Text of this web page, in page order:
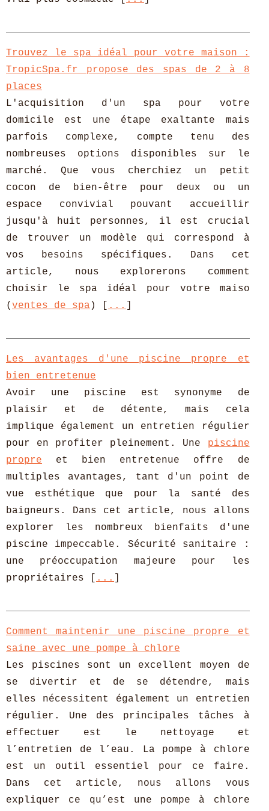
Trouvez le spa idéal pour votre maison :
TropicSpa.fr propose des spas de 2 à 8
places
L'acquisition d'un spa pour votre
domicile est une étape exaltante mais
parfois complexe, compte tenu des
nombreuses options disponibles sur le
marché. Que vous cherchiez un petit
cocon de bien-être pour deux ou un
espace convivial pouvant accueillir
jusqu'à huit personnes, il est crucial
de trouver un modèle qui correspond à
vos besoins spécifiques. Dans cet
article, nous explorerons comment
choisir le spa idéal pour votre maiso
( ventes de spa ) [ ...
Les avantages d'une piscine propre et
bien entretenue
Avoir une piscine est synonyme de
plaisir et de détente, mais cela
implique également un entretien régulier
pour en profiter pleinement. Une piscine
propre et bien entretenue offre de
multiples avantages, tant d'un point de
vue esthétique que pour la santé des
baigneurs. Dans cet article, nous allons
explorer les nombreux bienfaits d'une
piscine impeccable. Sécurité sanitaire :
une préoccupation majeure pour les
propriétaires [
...
Comment maintenir une piscine propre et
saine avec une pompe à chlore
Les piscines sont un excellent moyen de
se divertir et de se détendre, mais
elles nécessitent également un entretien
régulier. Une des principales tâches à
effectuer est le nettoyage et
l’entretien de l’eau. La pompe à chlore
est un outil essentiel pour ce faire.
Dans cet article, nous allons vous
expliquer ce qu’est une pompe à chlore